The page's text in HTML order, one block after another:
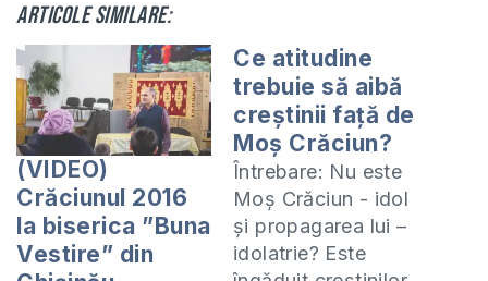
Articole similare:
(VIDEO)
Crăciunul 2016
la biserica ”Buna
Vestire” din
Ce atitudine
trebuie să aibă
creştinii faţă de
Moş Crăciun?
Întrebare: Nu este
Moş Crăciun - idol
şi propagarea lui –
idolatrie? Este